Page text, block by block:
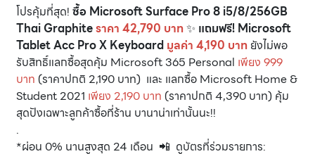
โปรคุ้มที่สุด! ซื้อ Microsoft Surface Pro 8 i5/8/256GB
Thai Graphiteราคา 42,790 บาท✨ แถมฟรี! Microsoft
Tablet Acc Pro X Keyboard มูลค่า 4,190 บาท ยังไม่พอ
รับสิทธิ์แลกซื้อสุดคุ้ม Microsoft 365 Personal เพียง 999
บาท (ราคาปกติ 2,190 บาท) และ แลกซื้อ Microsoft Home &
Student 2021 เพียง 2,190 บาท (ราคาปกติ 4,390 บาท) คุ้ม
สุดปังเฉพาะลูกค้าซื้อที่ร้าน บานาน่าเท่านั้นนะ!!
.
*ผ่อน 0% นานสูงสุด 24 เดือน 📲 ดูบัตรที่ร่วมรายการ: